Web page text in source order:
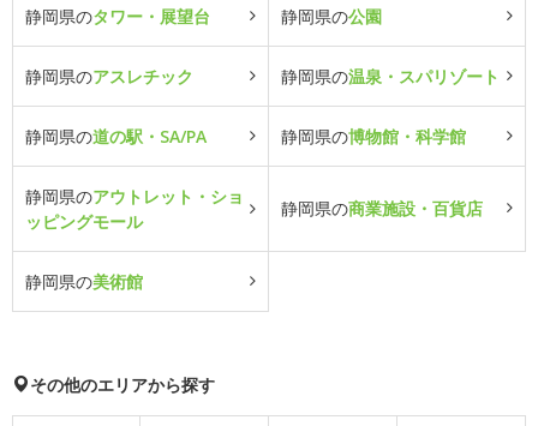
静岡県のタワー・展望台 静岡県の公園
静岡県のアスレチック 静岡県の温泉・スパリゾート
静岡県の道の駅・SA/PA 静岡県の博物館・科学館
静岡県のアウトレット・ショ
ッピングモール
静岡県の商業施設・百貨店
静岡県の美術館
その他のエリアから探す